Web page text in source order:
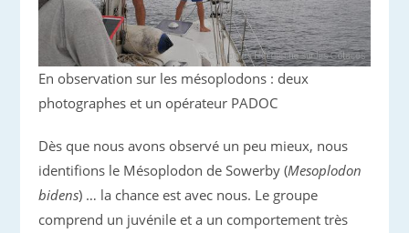
En observation sur les mésoplodons : deux
photographes et un opérateur PADOC
Dès que nous avons observé un peu mieux, nous
identifions le Mésoplodon de Sowerby (Mesoplodon
bidens) … la chance est avec nous. Le groupe
comprend un juvénile et a un comportement très